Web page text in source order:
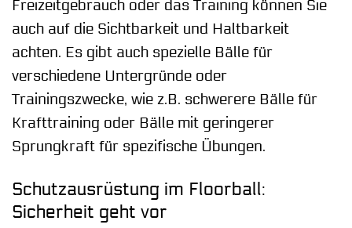
Freizeitgebrauch oder das Training können Sie
auch auf die Sichtbarkeit und Haltbarkeit
achten. Es gibt auch spezielle Bälle für
verschiedene Untergründe oder
Trainingszwecke, wie z.B. schwerere Bälle für
Krafttraining oder Bälle mit geringerer
Sprungkraft für spezifische Übungen.
Schutzausrüstung im Floorball:
Sicherheit geht vor